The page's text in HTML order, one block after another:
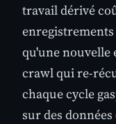
travail dérivé
qu'une nouvelle
crawl qui re-
chaque cycle
sur des